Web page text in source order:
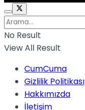
No Result
View All Result
CumCuma
Gizlilik Politikası
Hakkımızda
İletişim